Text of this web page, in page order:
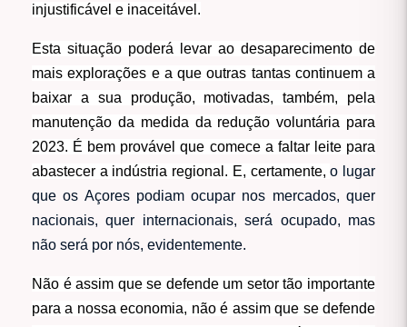
injustificável e inaceitável.
Esta situação poderá levar ao desaparecimento de
mais explorações e a que outras tantas continuem a
baixar a sua produção, motivadas, também, pela
manutenção da medida da redução voluntária para
2023. É bem provável que comece a faltar leite para
abastecer a indústria regional. E, certamente,o lugar
que os Açores podiam ocupar nos mercados, quer
nacionais, quer internacionais, será ocupado, mas
não será por nós, evidentemente.
Não é assim que se defende um setor tão importante
para a nossa economia, não é assim que se defende